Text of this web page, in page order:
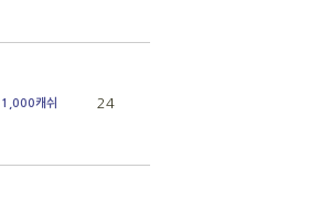
1,000캐쉬 24